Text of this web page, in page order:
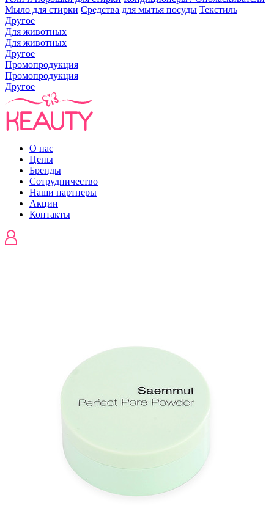
Мыло для стирки Средства для мытья посуды Текстиль
Другое
Для животных
Для животных
Другое
Промопродукция
Промопродукция
Другое
О нас
Цены
Бренды
Сотрудничество
Наши партнеры
Акции
Контакты